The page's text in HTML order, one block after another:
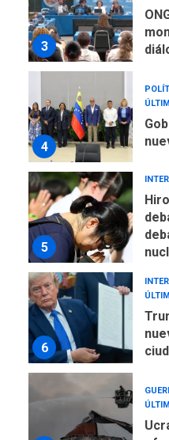
3
4
5
6